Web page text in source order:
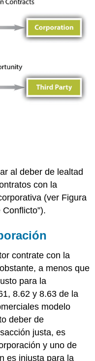
al deber de lealtad
con la
(ver Figura
contrate con la
a menos que
para la
8.62 y 8.63 de la
modelo
deber de
justa, es
y uno de
es injusta para la